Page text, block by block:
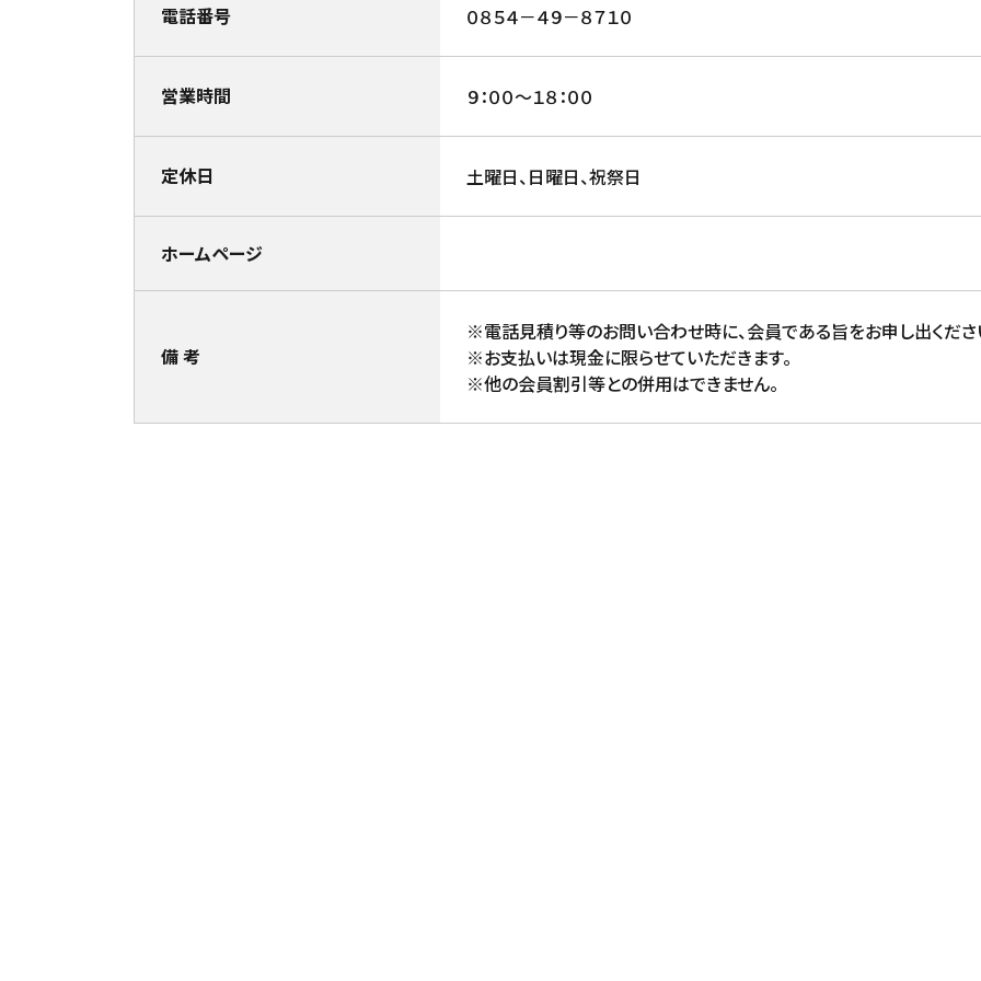
電話番号 ０８５４－４９－８７１０
営業時間 ９：００～１８：００
定休日 土曜日、日曜日、祝祭日
ホームページ
備 考
※電話見積り等のお問い合わせ時に、会員である旨をお申し出くださ
※お支払いは現金に限らせていただきます。
※他の会員割引等との併用はできません。